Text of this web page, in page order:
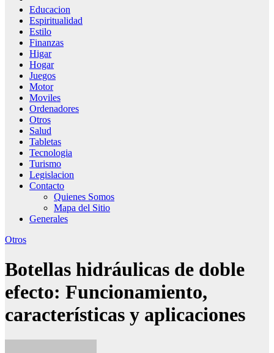
Educacion
Espiritualidad
Estilo
Finanzas
Higar
Hogar
Juegos
Motor
Moviles
Ordenadores
Otros
Salud
Tabletas
Tecnologia
Turismo
Legislacion
Contacto
Quienes Somos
Mapa del Sitio
Generales
Otros
Botellas hidráulicas de doble
efecto: Funcionamiento,
características y aplicaciones